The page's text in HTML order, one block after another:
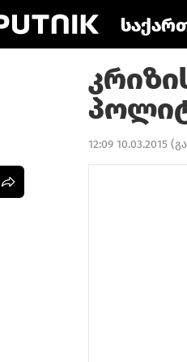
12:09 10.03.2015